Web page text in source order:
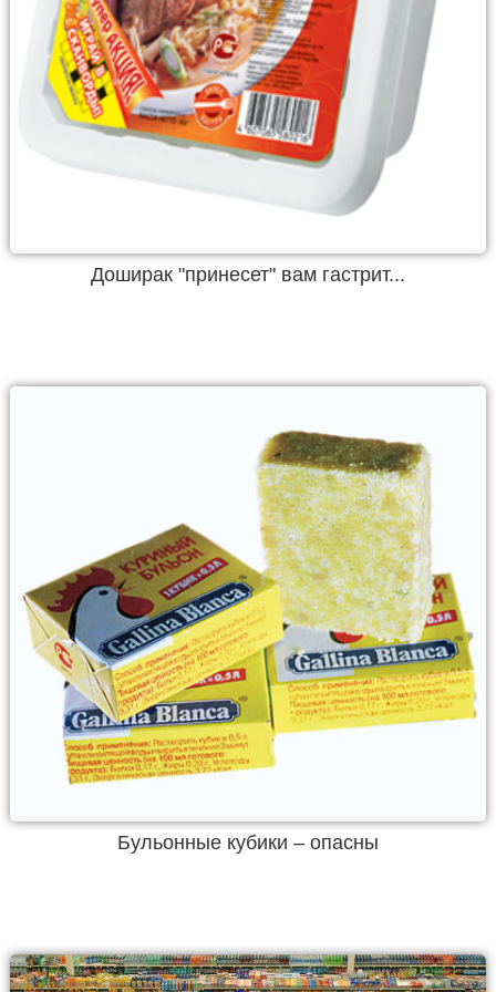
Доширак "принесет" вам гастрит...
Бульонные кубики – опасны